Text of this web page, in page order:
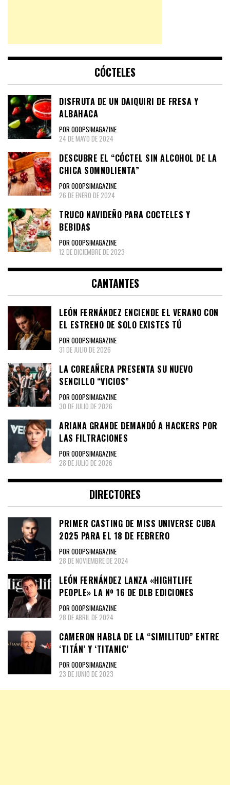
CÓCTELES
DISFRUTA DE UN DAIQUIRI DE FRESA Y
ALBAHACA
POR OOOPS!MAGAZINE
24 DE MAYO DE 2024
DESCUBRE EL “CÓCTEL SIN ALCOHOL DE LA
CHICA SOMNOLIENTA”
POR OOOPS!MAGAZINE
26 DE ENERO DE 2024
TRUCO NAVIDEÑO PARA COCTELES Y
BEBIDAS
POR OOOPS!MAGAZINE
12 DE DICIEMBRE DE 2023
CANTANTES
LEÓN FERNÁNDEZ ENCIENDE EL VERANO CON
EL ESTRENO DE SOLO EXISTES TÚ
POR OOOPS!MAGAZINE
31 DE JULIO DE 2026
LA COREAÑERA PRESENTA SU NUEVO
SENCILLO “VICIOS”
POR OOOPS!MAGAZINE
30 DE JULIO DE 2026
ARIANA GRANDE DEMANDÓ A HACKERS POR
LAS FILTRACIONES
POR OOOPS!MAGAZINE
28 DE JULIO DE 2026
DIRECTORES
PRIMER CASTING DE MISS UNIVERSE CUBA
2025 PARA EL 18 DE FEBRERO
POR OOOPS!MAGAZINE
28 DE NOVIEMBRE DE 2024
LEÓN FERNÁNDEZ LANZA «HIGHTLIFE
PEOPLE» LA Nº 16 DE DLB EDICIONES
POR OOOPS!MAGAZINE
28 DE ABRIL DE 2024
CAMERON HABLA DE LA “SIMILITUD” ENTRE
‘TITÁN’ Y ‘TITANIC’
POR OOOPS!MAGAZINE
23 DE JUNIO DE 2023